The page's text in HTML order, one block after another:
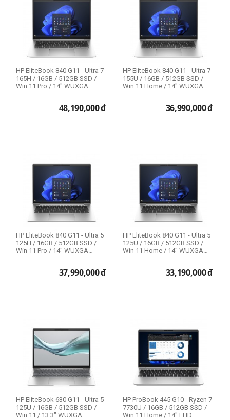
HP EliteBook 840 G11 - Ultra 7
165H / 16GB / 512GB SSD /
Win 11 Pro / 14" WUXGA
48,190,000đ
HP EliteBook 840 G11 - Ultra 7
155U / 16GB / 512GB SSD /
Win 11 Home / 14" WUXGA
36,990,000đ
HP EliteBook 840 G11 - Ultra 5
125H / 16GB / 512GB SSD /
Win 11 Pro / 14" WUXGA
37,990,000đ
HP EliteBook 840 G11 - Ultra 5
125U / 16GB / 512GB SSD /
Win 11 Home / 14" WUXGA
33,190,000đ
HP EliteBook 630 G11 - Ultra 5
125U / 16GB / 512GB SSD /
Win 11 / 13.3" WUXGA
HP ProBook 445 G10 - Ryzen 7
7730U / 16GB / 512GB SSD /
Win 11 Home / 14" FHD